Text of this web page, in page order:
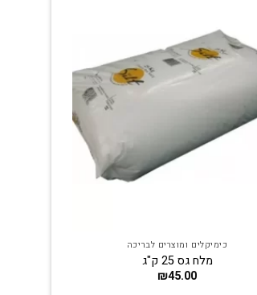
כימיקלים ומוצרים לבריכה
מלח גס 25 ק"ג
₪45.00